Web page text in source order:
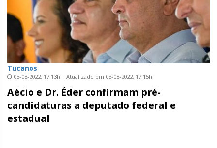
Tucanos
03-08-2022, 17:13h | Atualizado em 03-08-2022, 17:15h
Aécio e Dr. Éder confirmam pré-
candidaturas a deputado federal e
estadual